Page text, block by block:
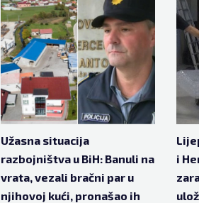
Užasna situacija
razbojništva u BiH: Banuli na
vrata, vezali bračni par u
njihovoj kući, pronašao ih
i